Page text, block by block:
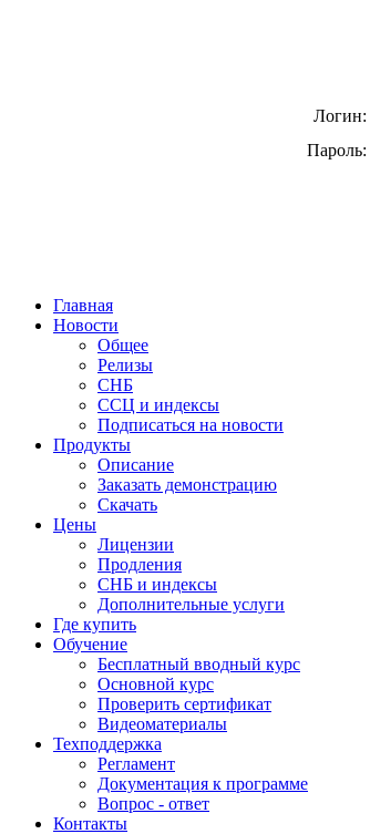
Логин:
Пароль:
Главная
Новости
Общее
Релизы
СНБ
ССЦ и индексы
Подписаться на новости
Продукты
Описание
Заказать демонстрацию
Скачать
Цены
Лицензии
Продления
СНБ и индексы
Дополнительные услуги
Где купить
Обучение
Бесплатный вводный курс
Основной курс
Проверить сертификат
Видеоматериалы
Техподдержка
Регламент
Документация к программе
Вопрос - ответ
Контакты